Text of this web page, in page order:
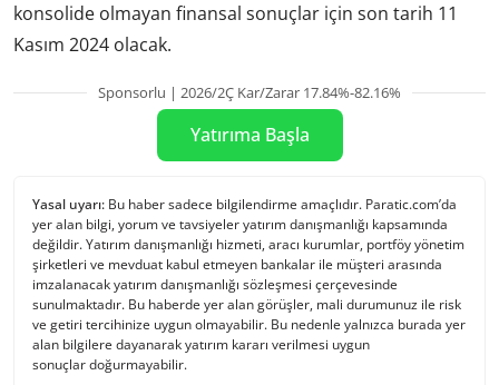
konsolide olmayan finansal sonuçlar için son tarih 11
Kasım 2024 olacak.
Sponsorlu | 2026/2Ç Kar/Zarar 17.84%-82.16%
Yatırıma Başla
Yasal uyarı: Bu haber sadece bilgilendirme amaçlıdır. Paratic.com’da
yer alan bilgi, yorum ve tavsiyeler yatırım danışmanlığı kapsamında
değildir. Yatırım danışmanlığı hizmeti, aracı kurumlar, portföy yönetim
şirketleri ve mevduat kabul etmeyen bankalar ile müşteri arasında
imzalanacak yatırım danışmanlığı sözleşmesi çerçevesinde
sunulmaktadır. Bu haberde yer alan görüşler, mali durumunuz ile risk
ve getiri tercihinize uygun olmayabilir. Bu nedenle yalnızca burada yer
alan bilgilere dayanarak yatırım kararı verilmesi uygun
sonuçlar doğurmayabilir.